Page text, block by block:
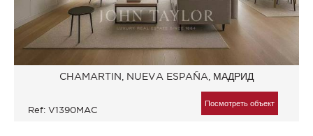
CHAMARTIN, NUEVA ESPAÑA, МАДРИД
Ref: V1390MAC
Посмотреть объект